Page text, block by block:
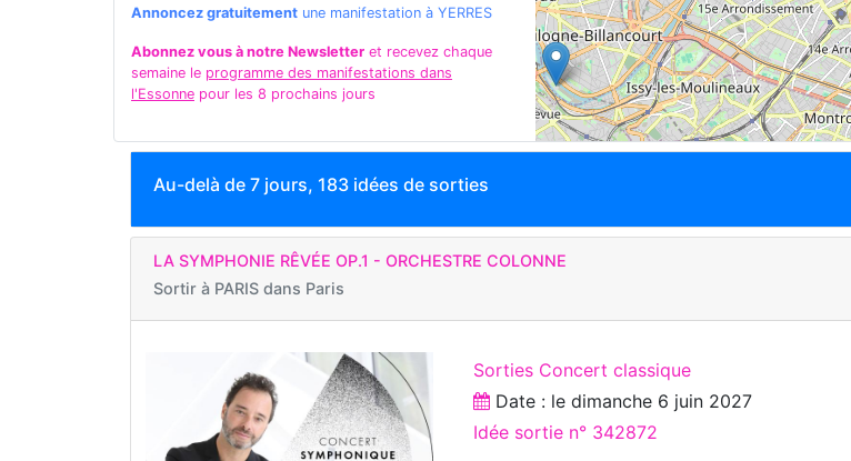
Annoncez gratuitement une manifestation à YERRES
Abonnez vous à notre Newsletter et recevez chaque
semaine le programme des manifestations dans
l'Essonne pour les 8 prochains jours
Au-delà de 7 jours, 183 idées de sorties
LA SYMPHONIE RÊVÉE OP.1 - ORCHESTRE COLONNE
Sortir à PARIS dans Paris
Sorties Concert classique
Date : le dimanche 6 juin 2027
Idée sortie n° 342872